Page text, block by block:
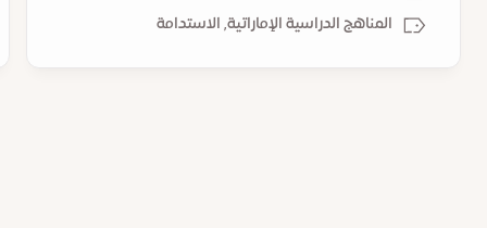
المناهج الدراسية الإماراتية, الاستدامة